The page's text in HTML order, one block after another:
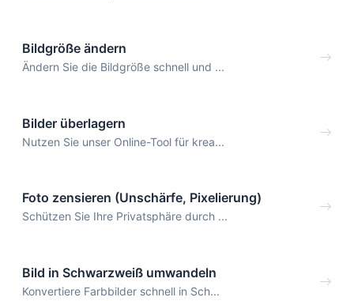
Bildgröße ändern
Ändern Sie die Bildgröße schnell und ...
Bilder überlagern
Nutzen Sie unser Online-Tool für krea...
Foto zensieren (Unschärfe, Pixelierung)
Schützen Sie Ihre Privatsphäre durch ...
Bild in Schwarzweiß umwandeln
Konvertiere Farbbilder schnell in Sch...